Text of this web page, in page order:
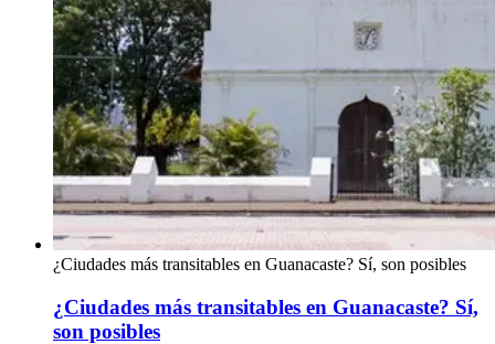
¿Ciudades más transitables en Guanacaste? Sí, son posibles
¿Ciudades más transitables en Guanacaste? Sí,
son posibles